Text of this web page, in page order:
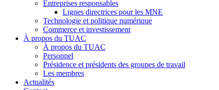
Entreprises responsables
Lignes directrices pour les MNE
Technologie et politique numérique
Commerce et investissement
À propos du TUAC
À propos du TUAC
Personnel
Présidence et présidents des groupes de travail
Les membres
Actualités